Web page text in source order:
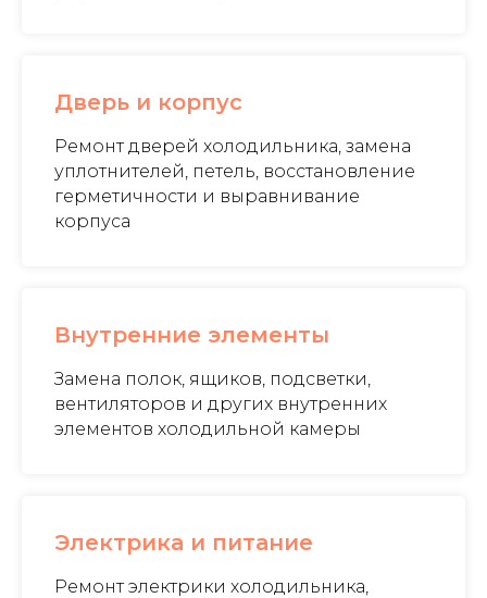
Дверь и корпус
Ремонт дверей холодильника, замена
уплотнителей, петель, восстановление
герметичности и выравнивание
корпуса
Внутренние элементы
Замена полок, ящиков, подсветки,
вентиляторов и других внутренних
элементов холодильной камеры
Электрика и питание
Ремонт электрики холодильника,